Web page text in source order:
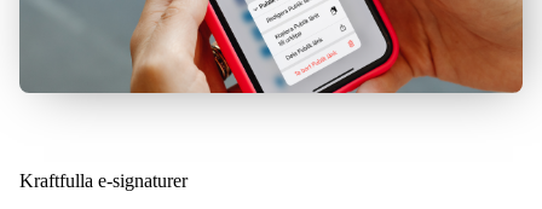
Kraftfulla e-signaturer